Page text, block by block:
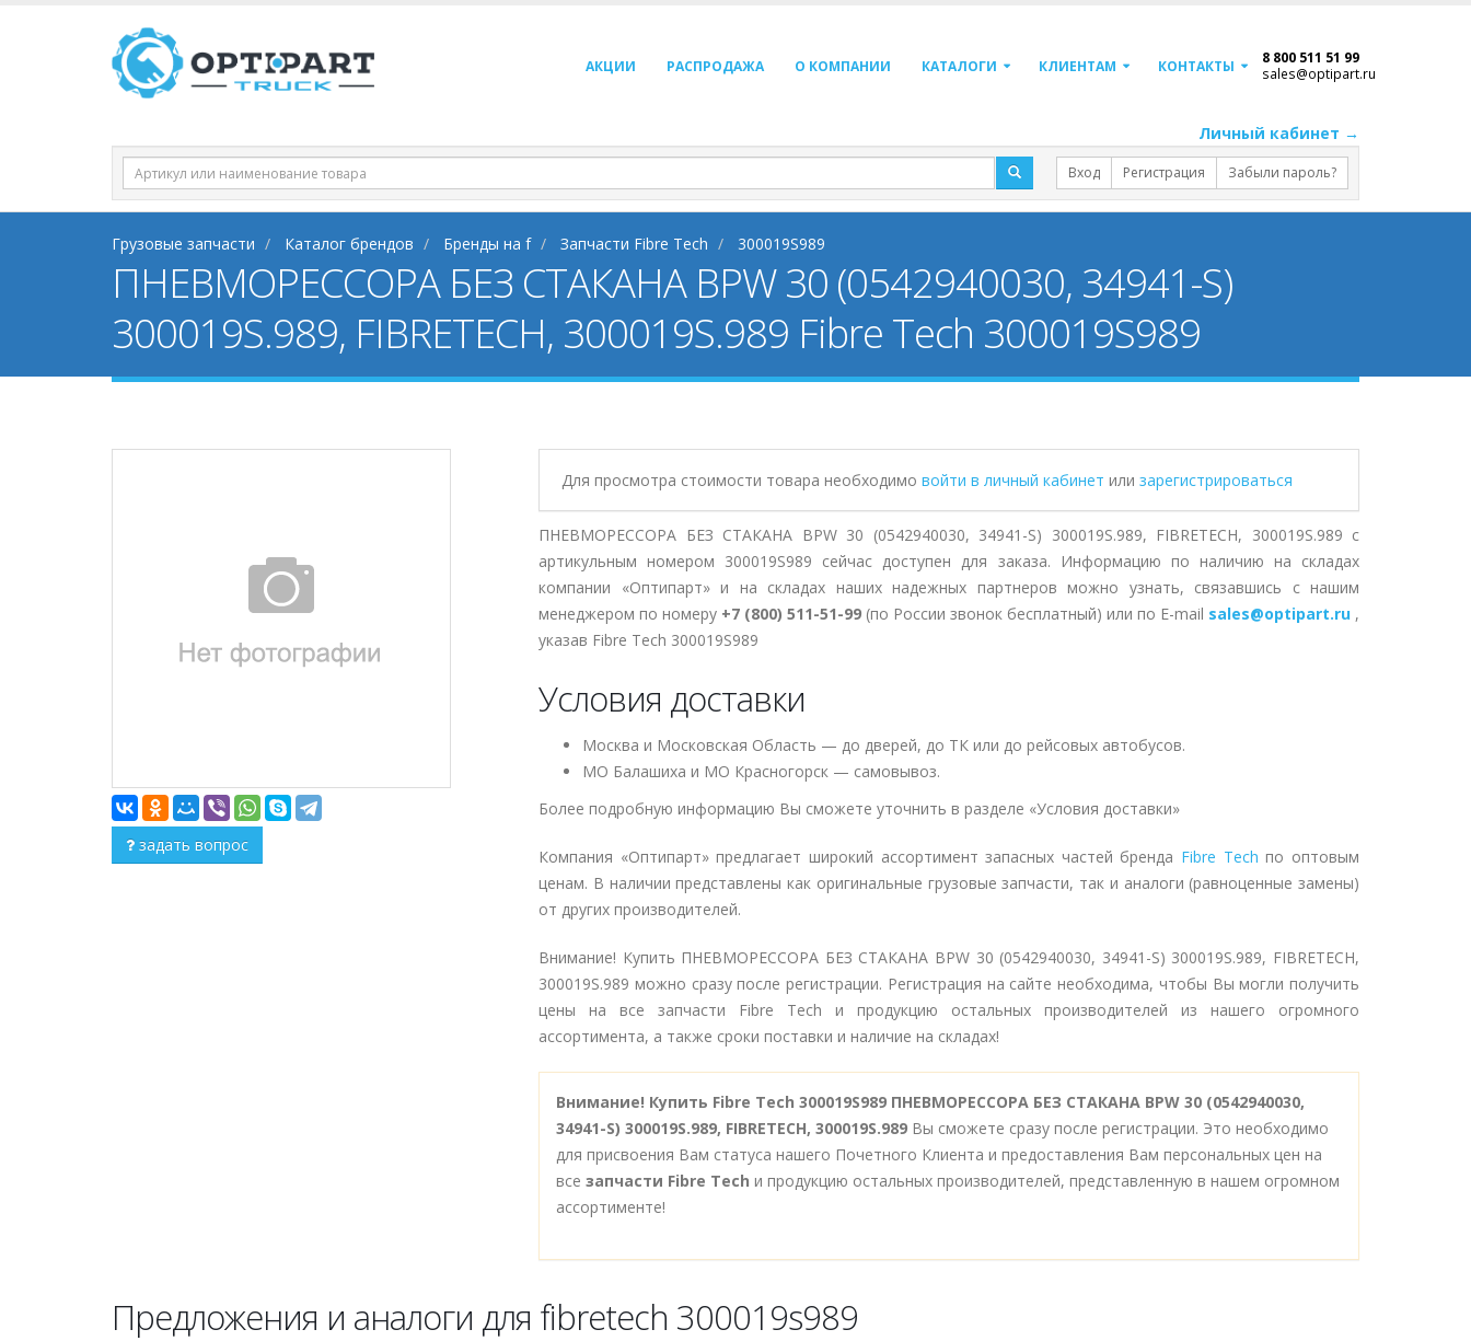
АКЦИИ РАСПРОДАЖА О КОМПАНИИ КАТАЛОГИ КЛИЕНТАМ КОНТАКТЫ 8 800 511 51 99
sales@optipart.ru
Личный кабинет →
Вход Регистрация Забыли пароль?
Грузовые запчасти Каталог брендов Бренды на f Запчасти Fibre Tech 300019S989
ПНЕВМОРЕССОРА БЕЗ СТАКАНА BPW 30 (0542940030, 34941-S)
300019S.989, FIBRETECH, 300019S.989 Fibre Tech 300019S989
задать вопрос
Для просмотра стоимости товара необходимо войти в личный кабинет или зарегистрироваться
ПНЕВМОРЕССОРА БЕЗ СТАКАНА BPW 30 (0542940030, 34941-S) 300019S.989, FIBRETECH, 300019S.989 с
артикульным номером 300019S989 сейчас доступен для заказа. Информацию по наличию на складах
компании «Оптипарт» и на складах наших надежных партнеров можно узнать, связавшись с нашим
менеджером по номеру +7 (800) 511-51-99 (по России звонок бесплатный) или по E-mail sales@optipart.ru ,
указав Fibre Tech 300019S989
Условия доставки
Москва и Московская Область — до дверей, до ТК или до рейсовых автобусов.
МО Балашиха и МО Красногорск — самовывоз.
Более подробную информацию Вы сможете уточнить в разделе «Условия доставки»
Компания «Оптипарт» предлагает широкий ассортимент запасных частей бренда Fibre Tech по оптовым
ценам. В наличии представлены как оригинальные грузовые запчасти, так и аналоги (равноценные замены)
от других производителей.
Внимание! Купить ПНЕВМОРЕССОРА БЕЗ СТАКАНА BPW 30 (0542940030, 34941-S) 300019S.989, FIBRETECH,
300019S.989 можно сразу после регистрации. Регистрация на сайте необходима, чтобы Вы могли получить
цены на все запчасти Fibre Tech и продукцию остальных производителей из нашего огромного
ассортимента, а также сроки поставки и наличие на складах!
Внимание! Купить Fibre Tech 300019S989 ПНЕВМОРЕССОРА БЕЗ СТАКАНА BPW 30 (0542940030,
34941-S) 300019S.989, FIBRETECH, 300019S.989 Вы сможете сразу после регистрации. Это необходимо
для присвоения Вам статуса нашего Почетного Клиента и предоставления Вам персональных цен на
все запчасти Fibre Tech и продукцию остальных производителей, представленную в нашем огромном
ассортименте!
Предложения и аналоги для fibretech 300019s989